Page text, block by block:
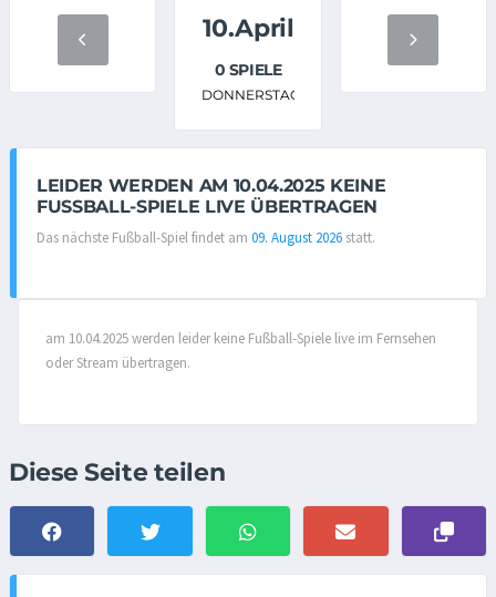
10.April
0 SPIELE
DONNERSTAG
LEIDER WERDEN AM 10.04.2025 KEINE
FUSSBALL-SPIELE LIVE ÜBERTRAGEN
Das nächste Fußball-Spiel findet am 09. August 2026 statt.
am 10.04.2025 werden leider keine Fußball-Spiele live im Fernsehen
oder Stream übertragen.
Diese Seite teilen